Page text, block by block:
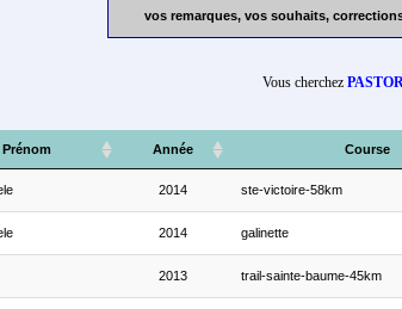
vos remarques, vos souhaits,
Vous cherchez
Année Course
2014 ste-victoire-58km
2014 galinette
2013 trail-sainte-baume-45km